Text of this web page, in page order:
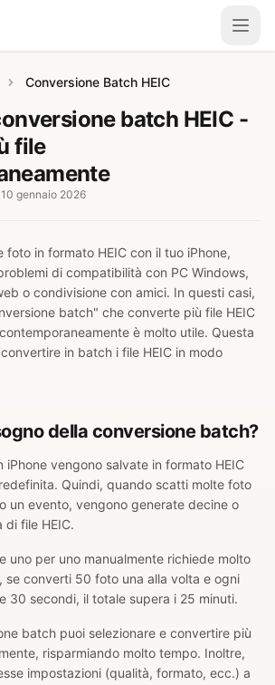
Apri
Conversione Batch HEIC
batch HEIC -
file
gennaio 2026
foto in formato HEIC con il tuo iPhone,
di compatibilità con PC Windows,
o condivisione con amici. In questi casi,
batch" che converte più file HEIC
è molto utile. Questa
in batch i file HEIC in modo
della conversione batch?
vengono salvate in formato HEIC
Quindi, quando scatti molte foto
un evento, vengono generate decine o
file HEIC.
uno per uno manualmente richiede molto
se converti 50 foto una alla volta e ogni
30 secondi, il totale supera i 25 minuti.
batch puoi selezionare e convertire più
risparmiando molto tempo. Inoltre,
impostazioni (qualità, formato, ecc.) a